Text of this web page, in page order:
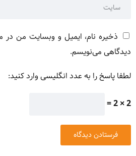
ذخیره نام، ایمیل و وبسایت من در
دیدگاهی می‌نویسم.
لطفا پاسخ را به عدد انگلیسی وارد کنید:
2 × 2 =